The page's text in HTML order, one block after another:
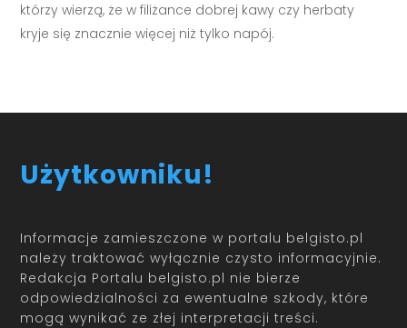
którzy wierzą, że w filiżance dobrej kawy czy herbaty
kryje się znacznie więcej niż tylko napój.
Użytkowniku!
Informacje zamieszczone w portalu belgisto.pl
należy traktować wyłącznie czysto informacyjnie.
Redakcja Portalu belgisto.pl nie bierze
odpowiedzialności za ewentualne szkody, które
mogą wynikać ze złej interpretacji treści.